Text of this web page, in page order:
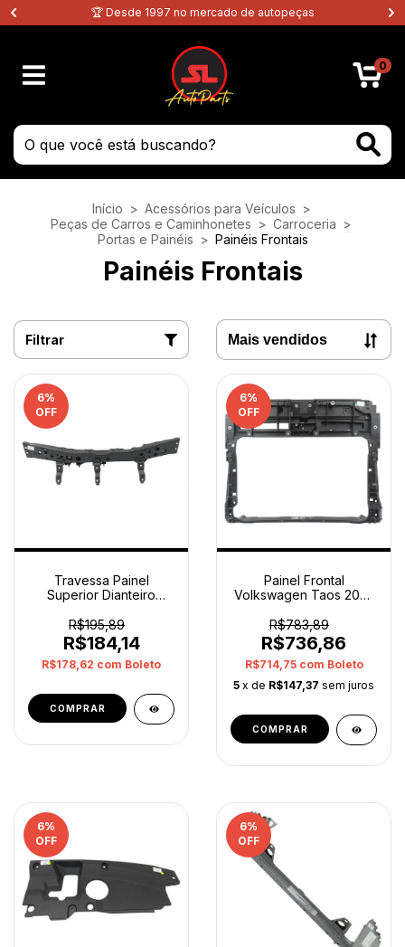
🏆 Desde 1997 no mercado de autopeças
0
Início > Acessórios para Veículos >
Peças de Carros e Caminhonetes > Carroceria >
Portas e Painéis > Painéis Frontais
Painéis Frontais
Filtrar
6%
OFF
Travessa Painel
Superior Dianteiro
Paralelo
R$195,89
R$184,14
R$178,62 com Boleto
6%
OFF
Painel Frontal
Volkswagen Taos 2022
Original
R$783,89
R$736,86
R$714,75 com Boleto
5 x de R$147,37 sem juros
6%
OFF
6%
OFF